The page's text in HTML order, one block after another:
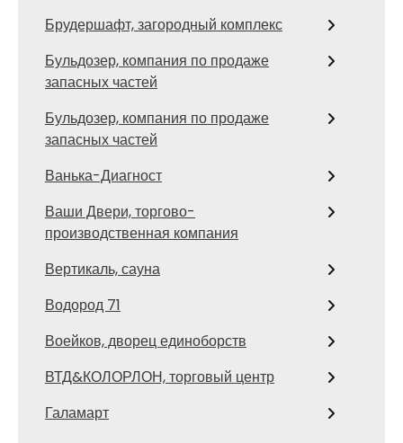
Брудершафт, загородный комплекс
Бульдозер, компания по продаже
запасных частей
Бульдозер, компания по продаже
запасных частей
Ванька-Диагност
Ваши Двери, торгово-
производственная компания
Вертикаль, сауна
Водород 71
Воейков, дворец единоборств
ВТД&КОЛОРЛОН, торговый центр
Галамарт